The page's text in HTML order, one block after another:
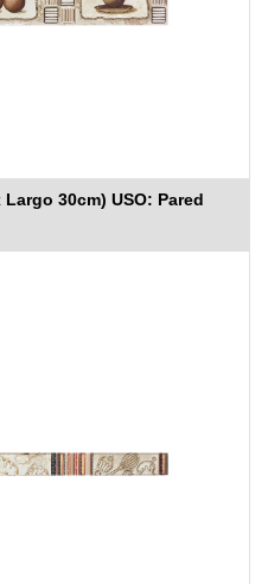
30cm) USO: Pared